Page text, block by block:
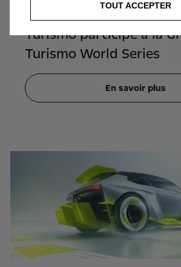
L'Opel Corsa GSE Vision
Turismo participe à la
Turismo World Series
En savoir plus
TOUT ACCEPTER